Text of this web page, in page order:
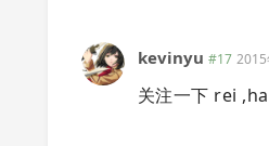
kevinyu #17 2015
关注一下 rei